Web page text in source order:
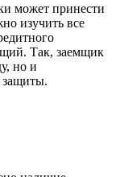
может принести
изучить все
Так, заемщик
но и
защиты.